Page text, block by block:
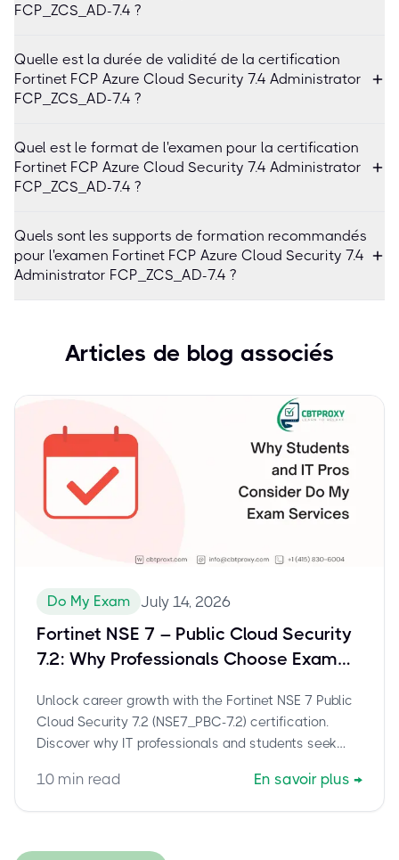
FCP_ZCS_AD-7.4 ?
Quelle est la durée de validité de la certification
Fortinet FCP Azure Cloud Security 7.4 Administrator
FCP_ZCS_AD-7.4 ?
Quel est le format de l'examen pour la certification
Fortinet FCP Azure Cloud Security 7.4 Administrator
FCP_ZCS_AD-7.4 ?
Quels sont les supports de formation recommandés
pour l'examen Fortinet FCP Azure Cloud Security 7.4
Administrator FCP_ZCS_AD-7.4 ?
Articles de blog associés
Do My Exam July 14, 2026
Fortinet NSE 7 – Public Cloud Security
7.2: Why Professionals Choose Exam
Unlock career growth with the Fortinet NSE 7 Public
Cloud Security 7.2 (NSE7_PBC-7.2) certification.
Discover why IT professionals and students seek
secure this vital cloud security credential efficiently.
10 min read En savoir plus →